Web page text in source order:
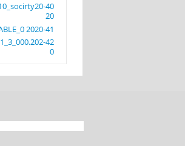
40-TABLE10_socirty20
20
41-TABLE_0 2020
42-TABLE_1_3_000.202
0